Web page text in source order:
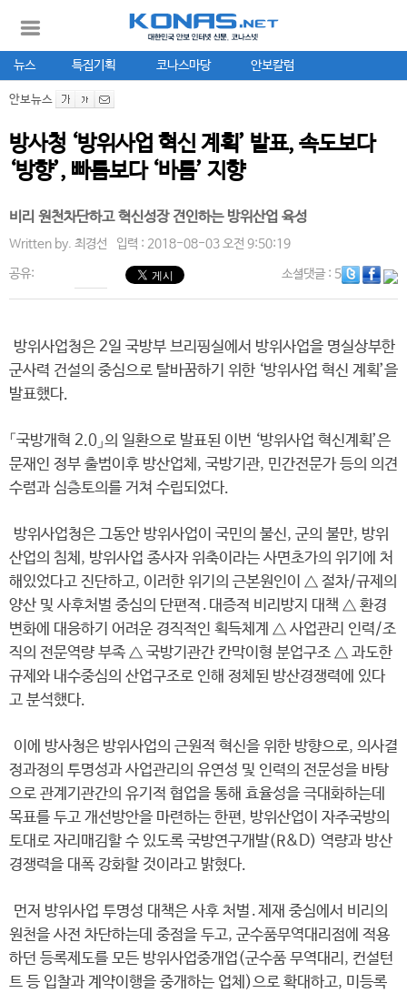
뉴스 특집기획 코나스마당 안보칼럼
안보뉴스
방사청 ‘방위사업 혁신 계획’ 발표, 속도보다
‘방향’, 빠름보다 ‘바름’ 지향
비리 원천차단하고 혁신성장 견인하는 방위산업 육성
Written by. 최경선 입력 : 2018-08-03 오전 9:50:19
공유: 소셜댓글: 5
방위사업청은 2일 국방부 브리핑실에서 방위사업을 명실상부한
군사력 건설의 중심으로 탈바꿈하기 위한 ‘방위사업 혁신 계획’을
발표했다.
「국방개혁 2.0」의 일환으로 발표된 이번 ‘방위사업 혁신계획’은
문재인 정부 출범이후 방산업체, 국방기관, 민간전문가 등의 의견
수렴과 심층토의를 거쳐 수립되었다.
방위사업청은 그동안 방위사업이 국민의 불신, 군의 불만, 방위
산업의 침체, 방위사업 종사자 위축이라는 사면초가의 위기에 처
해있었다고 진단하고, 이러한 위기의 근본원인이 △ 절차/규제의
양산 및 사후처벌 중심의 단편적․대증적 비리방지 대책 △ 환경
변화에 대응하기 어려운 경직적인 획득체계 △ 사업관리 인력/조
직의 전문역량 부족 △ 국방기관간 칸막이형 분업구조 △ 과도한
규제와 내수중심의 산업구조로 인해 정체된 방산경쟁력에 있다
고 분석했다.
이에 방사청은 방위사업의 근원적 혁신을 위한 방향으로, 의사결
정과정의 투명성과 사업관리의 유연성 및 인력의 전문성을 바탕
으로 관계기관간의 유기적 협업을 통해 효율성을 극대화하는데
목표를 두고 개선방안을 마련하는 한편, 방위산업이 자주국방의
토대로 자리매김할 수 있도록 국방연구개발(R&D) 역량과 방산
경쟁력을 대폭 강화할 것이라고 밝혔다.
먼저 방위사업 투명성 대책은 사후 처벌․제재 중심에서 비리의
원천을 사전 차단하는데 중점을 두고, 군수품무역대리점에 적용
하던 등록제도를 모든 방위사업중개업(군수품 무역대리, 컨설턴
트 등 입찰과 계약이행을 중개하는 업체)으로 확대하고, 미등록